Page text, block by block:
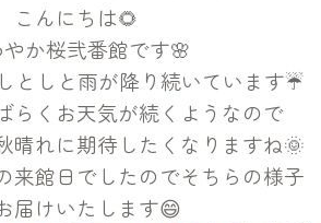
こんにちは🌻
やか桜弐番館です🌸
としと雨が降り続いています☔
らくお天気が続くようなので
晴れに期待したくなりますね🌞
来館日でしたのでそちらの様子
届けいたします😄